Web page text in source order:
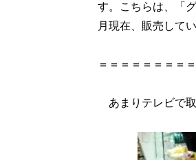
す。こちらは、「
月現在、販売して
＝＝＝＝＝＝＝＝
あまりテレビで取